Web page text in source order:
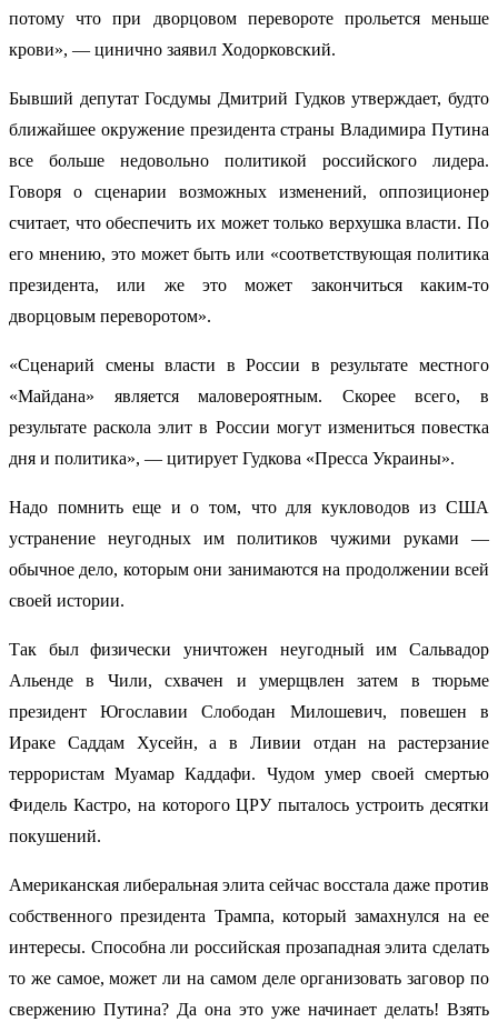
потому что при дворцовом перевороте прольется меньше
крови», — цинично заявил Ходорковский.
Бывший депутат Госдумы Дмитрий Гудков утверждает, будто
ближайшее окружение президента страны Владимира Путина
все больше недовольно политикой российского лидера.
Говоря о сценарии возможных изменений, оппозиционер
считает, что обеспечить их может только верхушка власти. По
его мнению, это может быть или «соответствующая политика
президента, или же это может закончиться каким-то
дворцовым переворотом».
«Сценарий смены власти в России в результате местного
«Майдана» является маловероятным. Скорее всего, в
результате раскола элит в России могут измениться повестка
дня и политика», — цитирует Гудкова «Пресса Украины».
Надо помнить еще и о том, что для кукловодов из США
устранение неугодных им политиков чужими руками —
обычное дело, которым они занимаются на продолжении всей
своей истории.
Так был физически уничтожен неугодный им Сальвадор
Альенде в Чили, схвачен и умерщвлен затем в тюрьме
президент Югославии Слободан Милошевич, повешен в
Ираке Саддам Хусейн, а в Ливии отдан на растерзание
террористам Муамар Каддафи. Чудом умер своей смертью
Фидель Кастро, на которого ЦРУ пыталось устроить десятки
покушений.
Американская либеральная элита сейчас восстала даже против
собственного президента Трампа, который замахнулся на ее
интересы. Способна ли российская прозападная элита сделать
то же самое, может ли на самом деле организовать заговор по
свержению Путина? Да она это уже начинает делать! Взять